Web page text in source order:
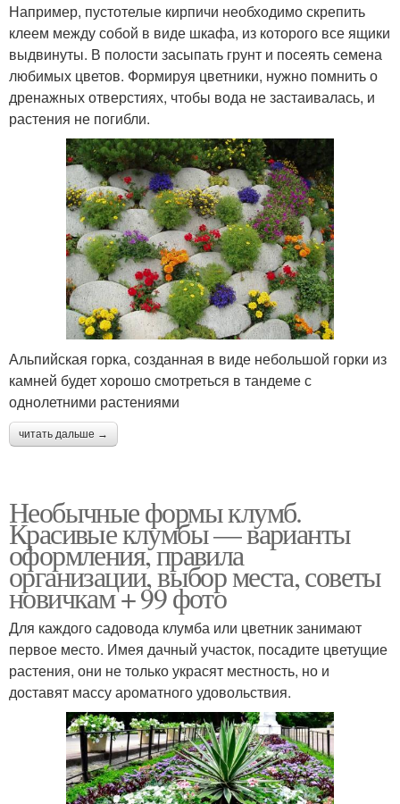
Например, пустотелые кирпичи необходимо скрепить
клеем между собой в виде шкафа, из которого все ящики
выдвинуты. В полости засыпать грунт и посеять семена
любимых цветов. Формируя цветники, нужно помнить о
дренажных отверстиях, чтобы вода не застаивалась, и
растения не погибли.
Альпийская горка, созданная в виде небольшой горки из
камней будет хорошо смотреться в тандеме с
однолетними растениями
читать дальше →
Необычные формы клумб.
Красивые клумбы — варианты
оформления, правила
организации, выбор места, советы
новичкам + 99 фото
Для каждого садовода клумба или цветник занимают
первое место. Имея дачный участок, посадите цветущие
растения, они не только украсят местность, но и
доставят массу ароматного удовольствия.